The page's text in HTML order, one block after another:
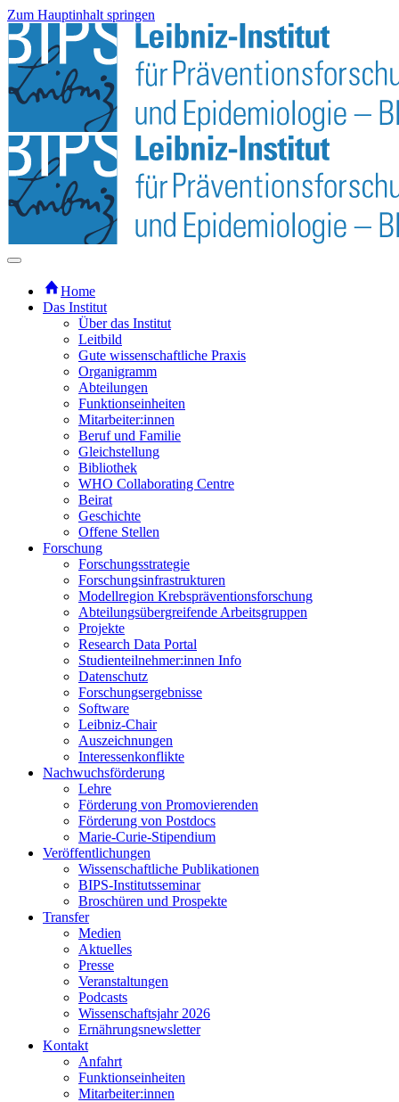
Zum Hauptinhalt springen
Home
Das Institut
Über das Institut
Leitbild
Gute wissenschaftliche Praxis
Organigramm
Abteilungen
Funktionseinheiten
Mitarbeiter:innen
Beruf und Familie
Gleichstellung
Bibliothek
WHO Collaborating Centre
Beirat
Geschichte
Offene Stellen
Forschung
Forschungsstrategie
Forschungsinfrastrukturen
Modellregion Krebspräventionsforschung
Abteilungsübergreifende Arbeitsgruppen
Projekte
Research Data Portal
Studienteilnehmer:innen Info
Datenschutz
Forschungsergebnisse
Software
Leibniz-Chair
Auszeichnungen
Interessenkonflikte
Nachwuchsförderung
Lehre
Förderung von Promovierenden
Förderung von Postdocs
Marie-Curie-Stipendium
Veröffentlichungen
Wissenschaftliche Publikationen
BIPS-Institutsseminar
Broschüren und Prospekte
Transfer
Medien
Aktuelles
Presse
Veranstaltungen
Podcasts
Wissenschaftsjahr 2026
Ernährungsnewsletter
Kontakt
Anfahrt
Funktionseinheiten
Mitarbeiter:innen